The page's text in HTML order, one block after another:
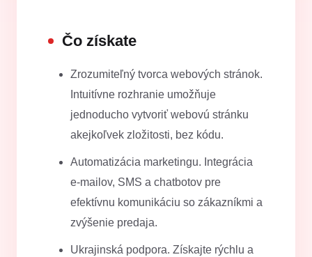
Čo získate
Zrozumiteľný tvorca webových stránok.
Intuitívne rozhranie umožňuje
jednoducho vytvoriť webovú stránku
akejkoľvek zložitosti, bez kódu.
Automatizácia marketingu. Integrácia
e-mailov, SMS a chatbotov pre
efektívnu komunikáciu so zákazníkmi a
zvýšenie predaja.
Ukrajinská podpora. Získajte rýchlu a